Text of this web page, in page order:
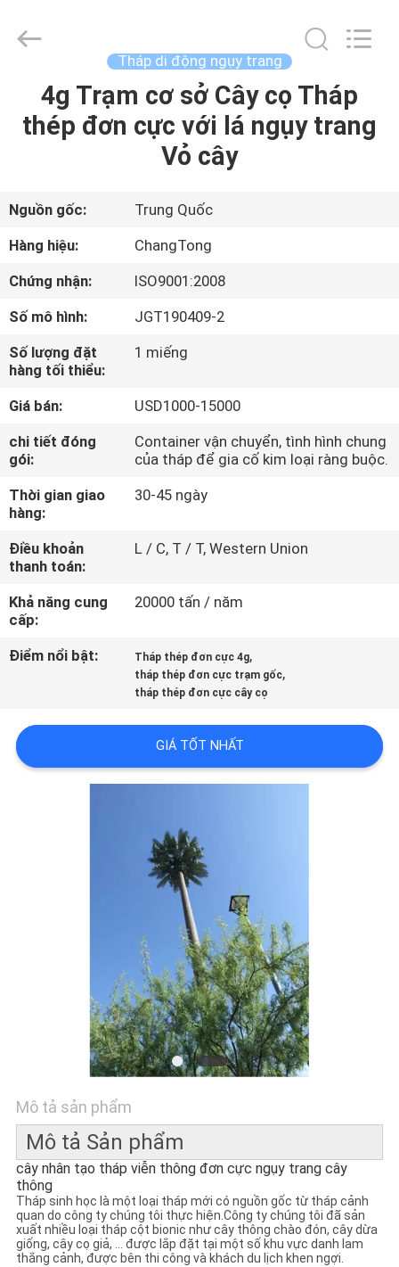
NHÀ
PHẨM
VỀ
TÔI
THAM
QUAN
NHÀ
KIỂM
SOÁT
CHẤT
LƯỢNG
CHÚNG
TÔI
ĐỒ
TRANG
WEB
PRIVACY
POLICY
Structure
Tháp di động ngụy trang
4g Trạm cơ sở Cây cọ Tháp
thép đơn cực với lá ngụy trang
Vỏ cây
Nguồn gốc:
Trung Quốc
Hàng hiệu:
ChangTong
Chứng nhận:
ISO9001:2008
Số mô hình:
JGT190409-2
Số lượng đặt
hàng tối thiểu:
1 miếng
Giá bán:
USD1000-15000
chi tiết đóng
gói:
Container vận chuyển, tình hình chung
của tháp để gia cố kim loại ràng buộc.
Thời gian giao
hàng:
30-45 ngày
Điều khoản
thanh toán:
L / C, T / T, Western Union
Khả năng cung
cấp:
20000 tấn / năm
Điểm nổi bật: Tháp thép đơn cực 4g,
tháp thép đơn cực trạm gốc,
tháp thép đơn cực cây cọ
GIÁ TỐT NHẤT
Mô tả sản phẩm
Mô tả Sản phẩm
cây nhân tạo tháp viễn thông đơn cực ngụy trang cây
thông
Tháp sinh học là một loại tháp mới có nguồn gốc từ tháp cảnh
quan do công ty chúng tôi thực hiện.Công ty chúng tôi đã sản
xuất nhiều loại tháp cột bionic như cây thông chào đón, cây dừa
giống, cây cọ giả, ... được lắp đặt tại một số khu vực danh lam
thắng cảnh, được bên thi công và khách du lịch khen ngợi.